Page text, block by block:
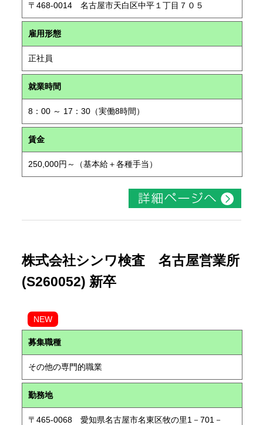
〒468-0014 名古屋市天白区中平１丁目７０５
雇用形態
正社員
就業時間
8：00 ～ 17：30（実働8時間）
賃金
250,000円～（基本給＋各種手当）
株式会社シンワ検査 名古屋営業所
(S260052) 新卒
NEW
募集職種
その他の専門的職業
勤務地
〒465-0068 愛知県名古屋市名東区牧の里1－701－